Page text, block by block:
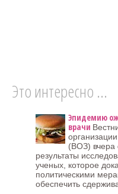
Это интересно ...
Эпидемию
врачи
(ВОЗ) вчера
результаты
ученых, которое
политическими
обеспечить